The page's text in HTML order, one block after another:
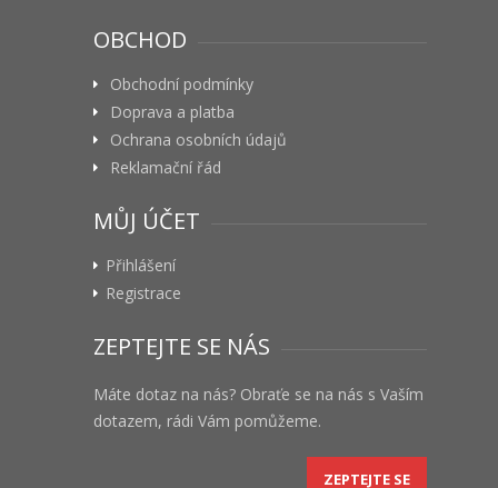
OBCHOD
Obchodní podmínky
Doprava a platba
Ochrana osobních údajů
Reklamační řád
MŮJ ÚČET
Přihlášení
Registrace
ZEPTEJTE SE NÁS
Máte dotaz na nás? Obraťe se na nás s Vaším
dotazem, rádi Vám pomůžeme.
ZEPTEJTE SE